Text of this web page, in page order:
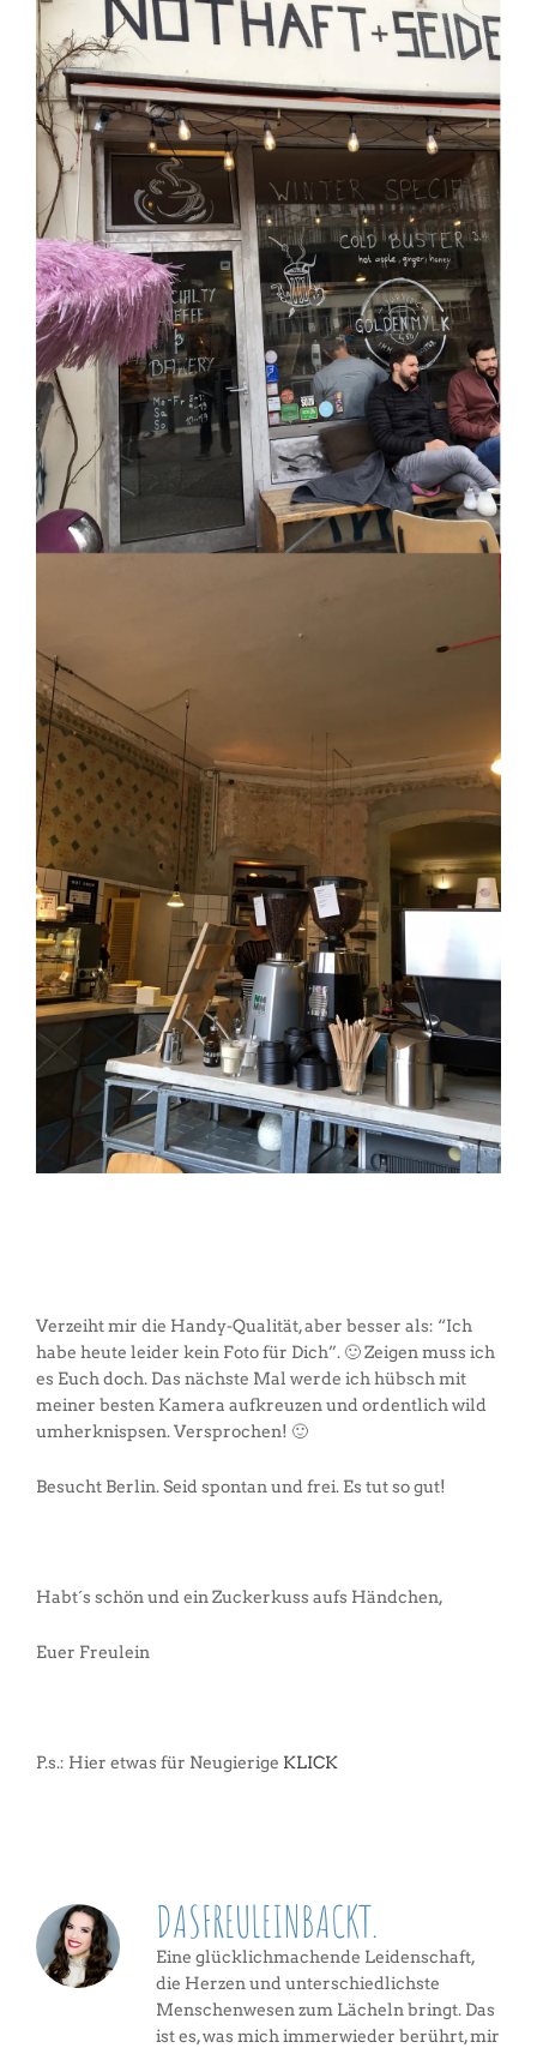
Verzeiht mir die Handy-Qualität, aber besser als: “Ich
habe heute leider kein Foto für Dich”. 🙂 Zeigen muss ich
es Euch doch. Das nächste Mal werde ich hübsch mit
meiner besten Kamera aufkreuzen und ordentlich wild
umherknispsen. Versprochen! 🙂
Besucht Berlin. Seid spontan und frei. Es tut so gut!
Habt´s schön und ein Zuckerkuss aufs Händchen,
Euer Freulein
P.s.: Hier etwas für Neugierige KLICK
DASFREULEINBACKT.
Eine glücklichmachende Leidenschaft,
die Herzen und unterschiedlichste
Menschenwesen zum Lächeln bringt. Das
ist es, was mich immerwieder berührt, mir